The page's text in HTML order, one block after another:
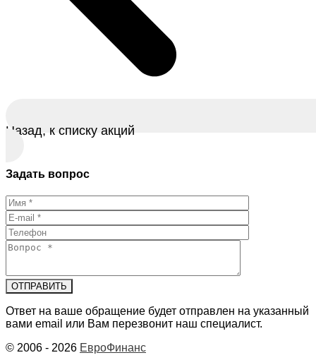
Назад, к списку акций
Задать вопрос
Ответ на ваше обращение будет отправлен на указанный
вами email или Вам перезвонит наш специалист.
© 2006 - 2026 ЕвроФинанс